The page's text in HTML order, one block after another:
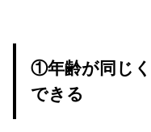
①年齢が同じ
できる